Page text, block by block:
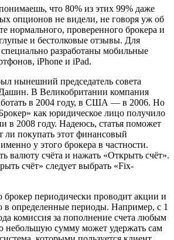
что 80% из этих 99% даже
опционов не видели, не говоря уж об
нормального, проверенного брокера и
глупые и бестолковые отзывы. Для
разработаны мобильные
iPhone и iPad.
нынешний председатель совета
В Великобритании компания
в 2004 году, в США — в 2006. Но
как юридическое лицо получило
в 2008 году. Надеюсь, статья поможет
ли покупать этот финансовый
у этого брокера в частности.
валюту счёта и нажать «Открыть счёт».
счёт» следует выбрать «Fix-
периодически проводит акции и
в определенные периоды. Например, с 1
комиссия за пополнение счета любым
небольшую сумму может удержать сам